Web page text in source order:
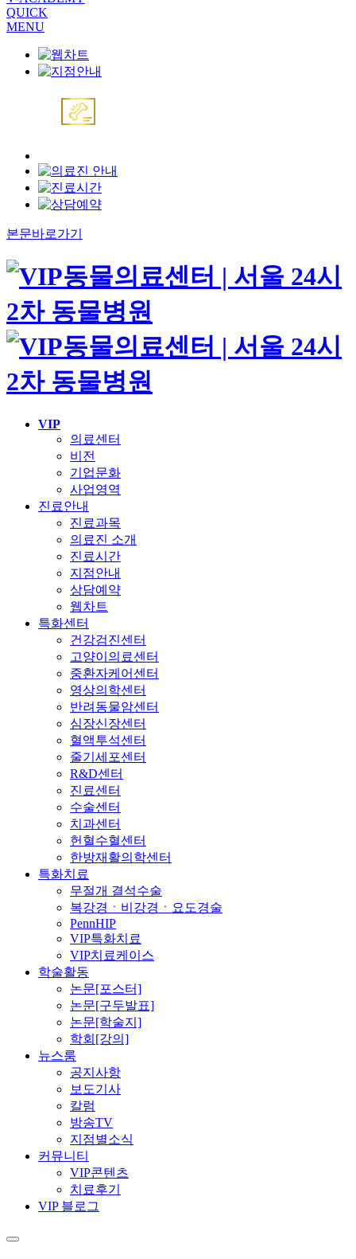
QUICK
MENU
본문바로가기
VIP
의료센터
비전
기업문화
사업영역
진료안내
진료과목
의료진 소개
진료시간
지점안내
상담예약
웹차트
특화센터
건강검진센터
고양이의료센터
중환자케어센터
영상의학센터
반려동물암센터
심장신장센터
혈액투석센터
줄기세포센터
R&D센터
진료센터
수술센터
치과센터
헌혈수혈센터
한방재활의학센터
특화치료
무절개 결석수술
복강경ㆍ비강경ㆍ요도경술
PennHIP
VIP특화치료
VIP치료케이스
학술활동
논문[포스터]
논문[구두발표]
논문[학술지]
학회[강의]
뉴스룸
공지사항
보도기사
칼럼
방송TV
지점별소식
커뮤니티
VIP콘텐츠
치료후기
VIP 블로그